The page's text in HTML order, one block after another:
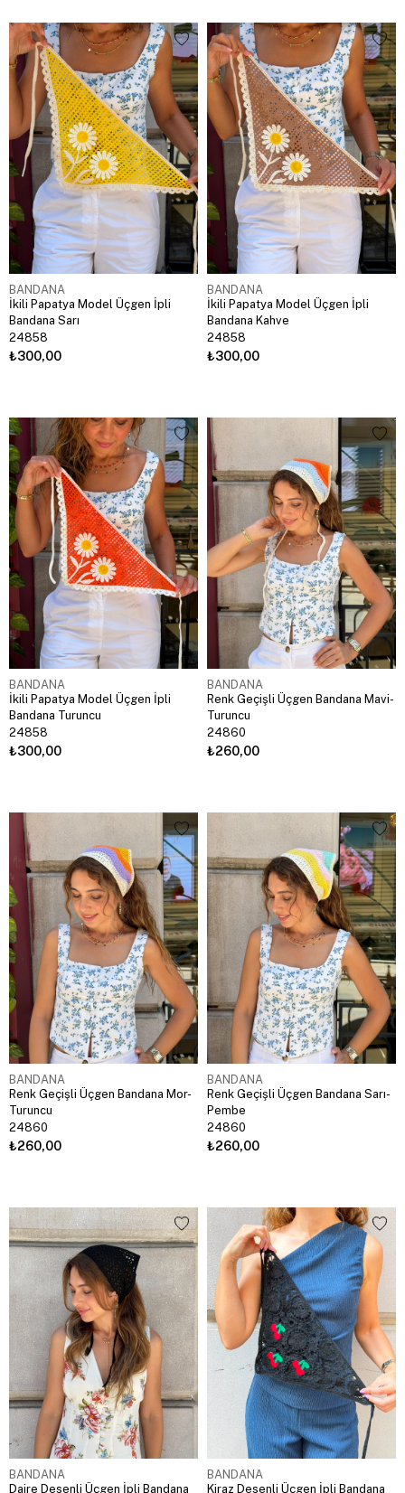
BANDANA
İkili Papatya Model Üçgen İpli
Bandana Sarı
24858
₺300,00
BANDANA
İkili Papatya Model Üçgen İpli
Bandana Kahve
24858
₺300,00
BANDANA
İkili Papatya Model Üçgen İpli
Bandana Turuncu
24858
₺300,00
BANDANA
Renk Geçişli Üçgen Bandana Mavi-
Turuncu
24860
₺260,00
BANDANA
Renk Geçişli Üçgen Bandana Mor-
Turuncu
24860
₺260,00
BANDANA
Renk Geçişli Üçgen Bandana Sarı-
Pembe
24860
₺260,00
BANDANA
Daire Desenli Üçgen İpli Bandana
BANDANA
Kiraz Desenli Üçgen İpli Bandana